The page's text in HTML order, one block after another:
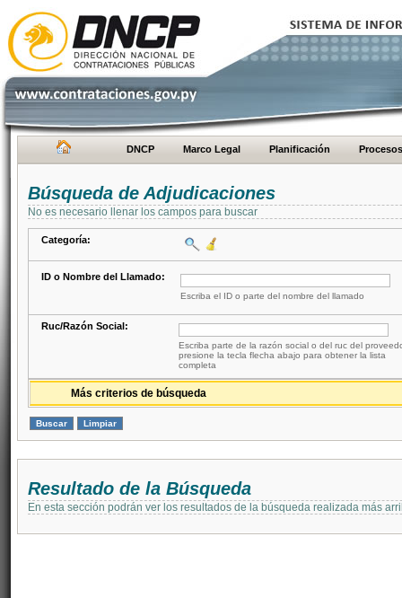
DNCP Marco Legal Planificación Procesos
Búsqueda de Adjudicaciones
No es necesario llenar los campos para buscar
Categoría:
ID o Nombre del Llamado:
Escriba el ID o parte del nombre del llamado
Ruc/Razón Social:
Escriba parte de la razón social o del ruc del
presione la tecla flecha abajo para obtener la lista
completa
Más criterios de búsqueda
Resultado de la Búsqueda
En esta sección podrán ver los resultados de la búsqueda realizada más